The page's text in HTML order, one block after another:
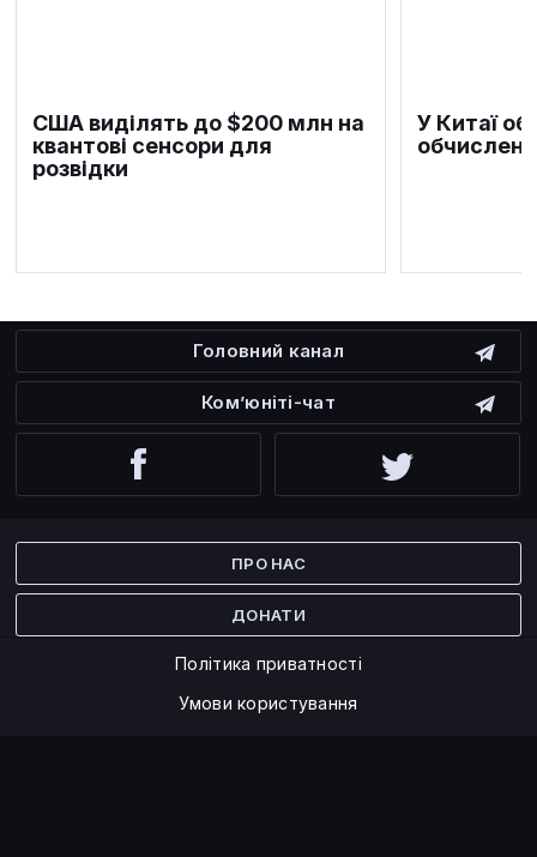
США виділять до $200 млн на
квантові сенсори для
розвідки
У Китаї
Головний канал
Ком’юніті-чат
ПРО НАС
ДОНАТИ
Політика приватності
Умови користування